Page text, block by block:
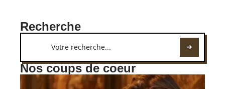
Recherche
Nos coups de coeur